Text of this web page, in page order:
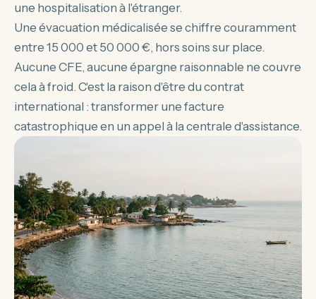
une hospitalisation à l'étranger.
Une évacuation médicalisée se chiffre couramment
entre 15 000 et 50 000 €, hors soins sur place.
Aucune CFE, aucune épargne raisonnable ne couvre
cela à froid. C'est la raison d'être du contrat
international : transformer une facture
catastrophique en un appel à la centrale d'assistance.